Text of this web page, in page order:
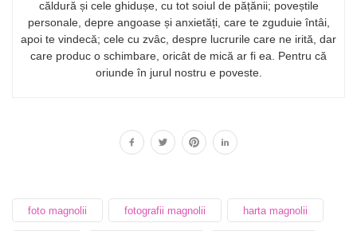
căldură și cele ghidușe, cu tot soiul de pățănii; poveștile
personale, depre angoase și anxietăți, care te zguduie întâi,
apoi te vindecă; cele cu zvâc, despre lucrurile care ne irită, dar
care produc o schimbare, oricât de mică ar fi ea. Pentru că
oriunde în jurul nostru e poveste.
foto magnolii fotografii magnolii harta magnolii